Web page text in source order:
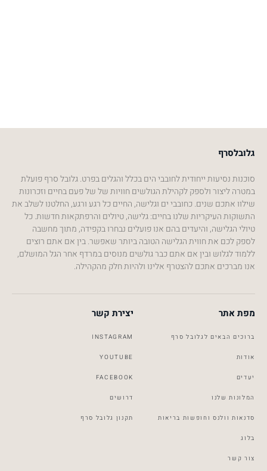
גלובלסרף
סוכנות נסיעות ייחודית לחובבי הים בכלל והגלים בפרט. גלובל סרף פועלת
במטרה ליצור ולספק לקהילת הגולשים חוויות של של פעם בחיים וזכרונות
שילוו אתכם שנים. כחובבי ים וגלישה, החיים כל רגע ורגע, החלטנו לשלב את
התשוקות העיקריות שלנו בחיים: גלישה, טיולים והרפתקאות חדשות. כל
טיולי הגלישה, והיעדים בהם אנו פועלים נבחרו בקפידה, מתוך מחשבה
לספק לכם את חווית הגלישה הטובה ביותר שאפשר. בין אם אתם רוצים
ללמוד לגלוש ובין אם אתם כבר גולשים מנוסים במרדף אחר הגל המושלם,
אנו מברכים אתכם להצטרף אלינו ולהיות חלק מהקהילה.
Global Surf
מפת אתר
ברוכים הבאים לגלובל סרף
אודות
יעדים
המלונות שלנו
סדנאות וולנס וחופשות בריאות
בלוג
צור קשר
יצירת קשר
INSTAGRAM
YOUTUBE
FACEBOOK
דרושים
תקנון גלובל סרף